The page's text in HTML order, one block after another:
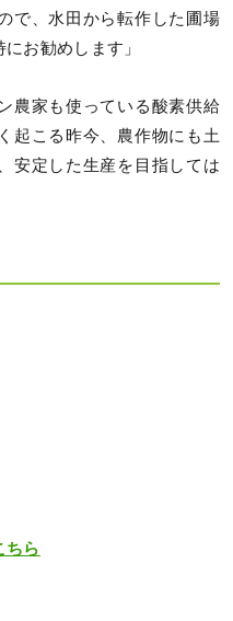
で、水田から転作した圃場
お勧めします」
農家も使っている酸素供給
起こる昨今、農作物にも土
安定した生産を目指しては
ちら